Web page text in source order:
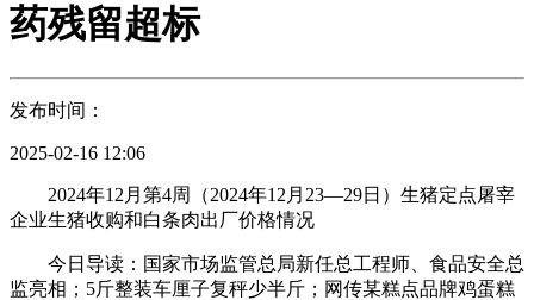
药残留超标
发布时间：
2025-02-16 12:06
2024年12月第4周（2024年12月23—29日）生猪定点屠宰
企业生猪收购和白条肉出厂价格情况
今日导读：国家市场监管总局新任总工程师、食品安全总
监亮相；5斤整装车厘子复秤少半斤；网传某糕点品牌鸡蛋糕